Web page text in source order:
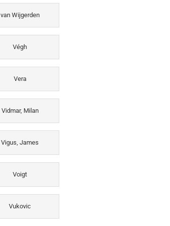
van Wijgerden
Végh
Vera
Vidmar, Milan
Vigus, James
Voigt
Vukovic